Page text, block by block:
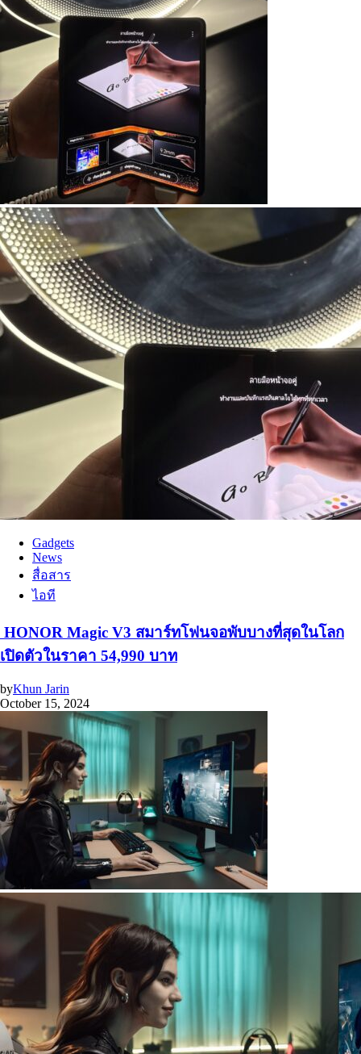
Gadgets
News
สื่อสาร
ไอที
HONOR Magic V3 สมาร์ทโฟนจอพับบางที่สุดในโลก
เปิดตัวในราคา 54,990 บาท
byKhun Jarin
October 15, 2024